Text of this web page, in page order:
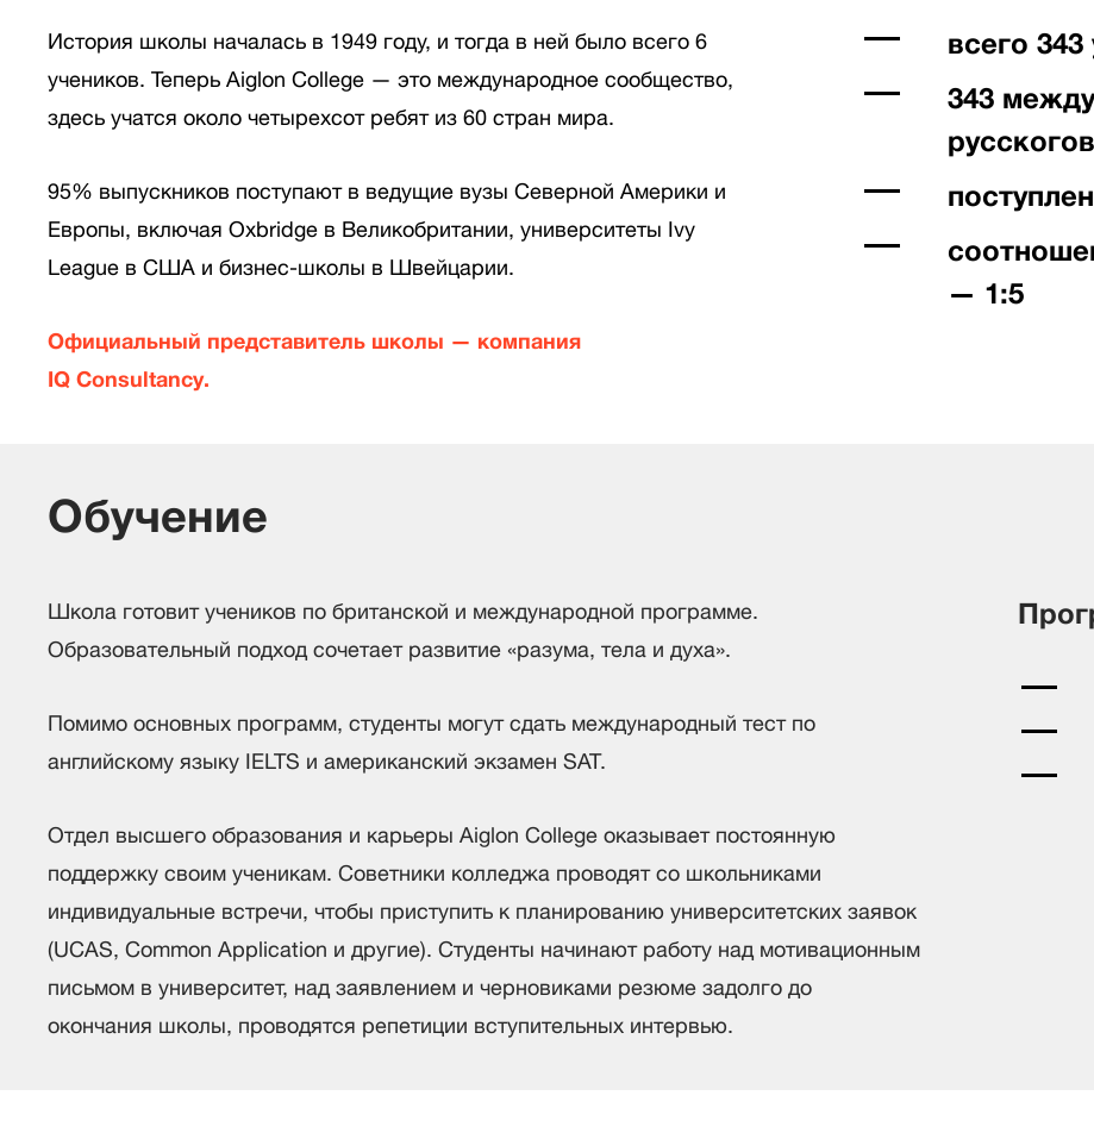
История школы началась в 1949 году, и тогда в ней было всего 6
учеников. Теперь Aiglon College — это международное сообщество,
здесь учатся около четырехсот ребят из 60 стран мира.
95% выпускников поступают в ведущие вузы Северной Америки и
Европы, включая Oxbridge в Великобритании, университеты Ivy
League в США и бизнес-школы в Швейцарии.
Официальный представитель школы — компания
IQ Сonsultancy.
всего
343
— 1:5
Обучение
Школа готовит учеников по британской и международной программе.
Образовательный подход сочетает развитие «разума, тела и духа».
Помимо основных программ, студенты могут сдать международный тест по
английскому языку IELTS и американский экзамен SAT.
Отдел высшего образования и карьеры Aiglon College оказывает постоянную
поддержку своим ученикам. Советники колледжа проводят со школьниками
индивидуальные встречи, чтобы приступить к планированию университетских заявок
(UCAS, Common Application и другие). Студенты начинают работу над мотивационным
письмом в университет, над заявлением и черновиками резюме задолго до
окончания школы, проводятся репетиции вступительных интервью.